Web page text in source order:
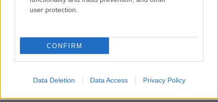
user protection.
CONFIRM
Data Deletion Data Access Privacy Policy